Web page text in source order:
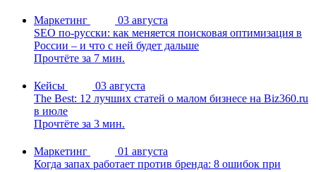
Маркетинг
03 августа
SEO по-русски: как меняется поисковая оптимизация в
России – и что с ней будет дальше
Прочтёте за 7 мин.
Кейсы
03 августа
The Best: 12 лучших статей о малом бизнесе на Biz360.ru
в июле
Прочтёте за 3 мин.
Маркетинг
01 августа
Когда запах работает против бренда: 8 ошибок при